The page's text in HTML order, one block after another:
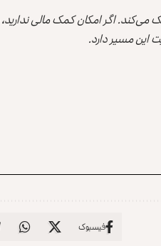
می‌کند. اگر امکان کمک مالی
این مسیر دارد.
فیسبوک